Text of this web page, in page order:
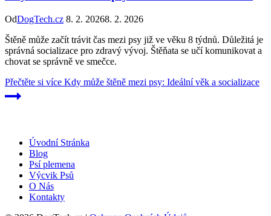
OdDogTech.cz 8. 2. 20268. 2. 2026
Štěně může začít trávit čas mezi psy již ve věku 8 týdnů. Důležitá je
správná socializace pro zdravý vývoj. Štěňata se učí komunikovat a
chovat se správně ve smečce.
Přečtěte si více Kdy může štěně mezi psy: Ideální věk a socializace
Úvodní Stránka
Blog
Psí plemena
Výcvik Psů
O Nás
Kontakty